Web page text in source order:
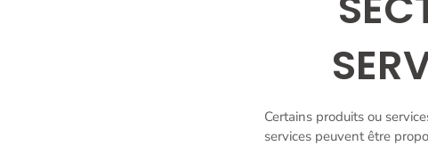
Certains produits ou
services peuvent être